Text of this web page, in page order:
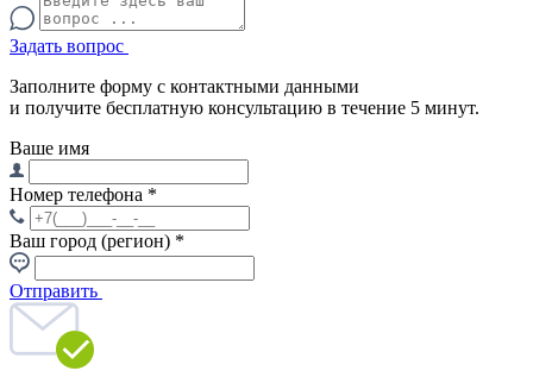
Задать вопрос
Заполните форму с контактными данными
и получите бесплатную консультацию в течение 5 минут.
Ваше имя
Номер телефона *
Ваш город (регион) *
Отправить